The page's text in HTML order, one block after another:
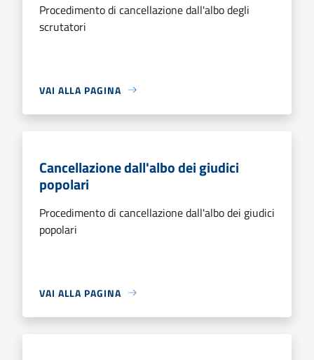
Procedimento di cancellazione dall'albo degli
scrutatori
VAI ALLA PAGINA
Cancellazione dall'albo dei giudici
popolari
Procedimento di cancellazione dall'albo dei giudici
popolari
VAI ALLA PAGINA